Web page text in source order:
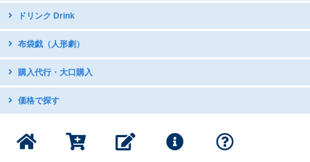
子供向け音楽CD
五術・風水学関連書籍
台湾の漫画・イラスト集
中華菓子
台湾産ドライフルーツ
スナック・お菓子
ミネラルたっぷり 台湾産甘蔗糖
ドリンク Drink
台湾のお茶
インスタントドリンク
台湾産コーヒー
インスタントスープ
調味料・スープの素
布袋戯（人形劇）
DVDボックス
DVDボックス（クリアランス）
サントラ：動脈音楽+ダピリ
書籍・印刷物
公式グッズ
購入代行・大口購入
購入代行サービス
価格で探す